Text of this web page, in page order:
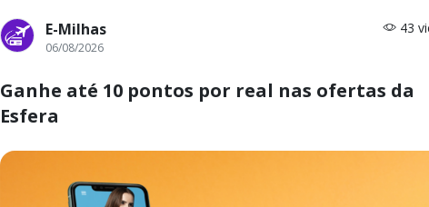
E-Milhas 43
06/08/2026
Ganhe até 10 pontos por real nas ofertas da
Esfera